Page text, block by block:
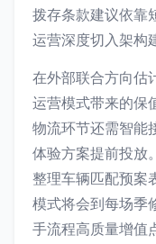
拨存条款建议依靠
运营深度切入架构
在外部联合方向估
运营模式带来的
物流环节还需智能
体验方案提前投放
整理车辆匹配预案
模式将会到每场季
手流程高质量增值